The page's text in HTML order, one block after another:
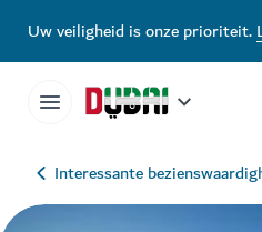
Uw veiligheid is onze prioriteit.
Interessante